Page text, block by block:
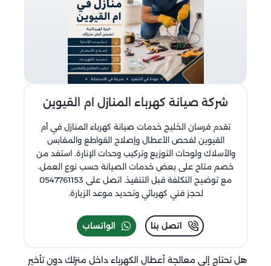
شركة صيانة كهرباء المنازل​ ام القيوين
تقدم فرسان الخليج خدمات صيانة كهرباء المنازل في أم
القيوين لفحص الأعطال وإصلاح القواطع والمقابس
والأسلاك ولوحات التوزيع وتركيب وحدات الإنارة. استفد من
خصم متاح على بعض خدمات الصيانة حسب نوع العمل،
مع توضيح التكلفة قبل التنفيذ. اتصل على 0547761153
لحجز فني كهربائي وتحديد موعد الزيارة.
اتصل بنا الواتساب
هل تحتاج إلى معالجة أعطال الكهرباء داخل منزلك دون تأخير